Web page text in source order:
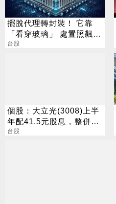
擺脫代理轉封裝！ 它靠
「看穿玻璃」 處置照飆2
漲停
台股
個股：大立光(3008)上半
年配41.5元股息，整併大
陽科技為100%子公司
台股